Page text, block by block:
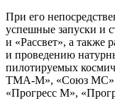
При его
успешные запуски и
и «Рассвет», а также
и проведению
пилотируемых
ТМА-М», «Союз МС» и
«Прогресс М»,